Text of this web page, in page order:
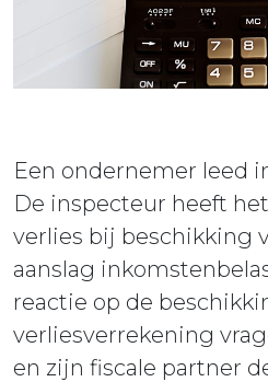
Een ondernemer leed
De inspecteur heeft
verlies bij beschikking
aanslag
reactie op de
verliesverrekening
en zijn fiscale partner